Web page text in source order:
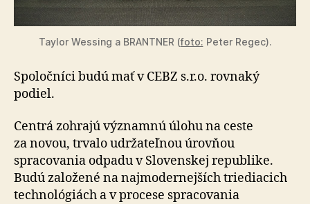
Taylor Wessing a BRANTNER (foto: Peter Regec).
Spoločníci budú mať v CEBZ s.r.o. rovnaký
podiel.
Centrá zohrajú významnú úlohu na ceste
za novou, trvalo udržateľnou úrovňou
spracovania odpadu v Slo­ven­skej republike.
Budú založené na naj­mo­der­nej­ších triediacich
tech­no­ló­giách a v pro­ce­se spracovania